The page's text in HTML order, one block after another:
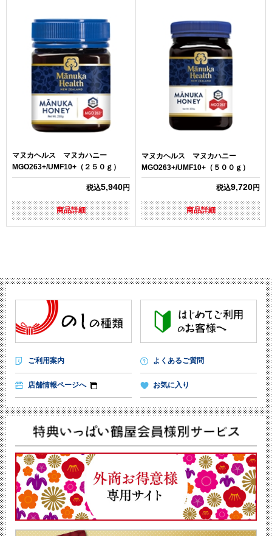
マヌカヘルス マヌカハニー
MGO263+/UMF10+（２５０ｇ）
税込5,940円
商品詳細
マヌカヘルス マヌカハニー
MGO263+/UMF10+（５００ｇ）
税込9,720円
商品詳細
ご利用案内 よくあるご質問
店舗情報ページへ お気に入り